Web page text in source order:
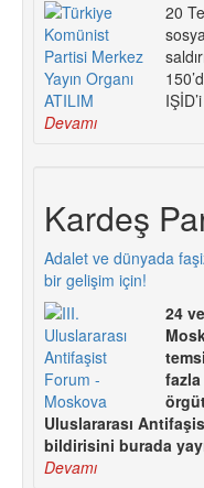
20
Devamı
Kardeş
Adalet ve dünyada
bir gelişim için!
24
Uluslararası
bildirisini burada
Devamı